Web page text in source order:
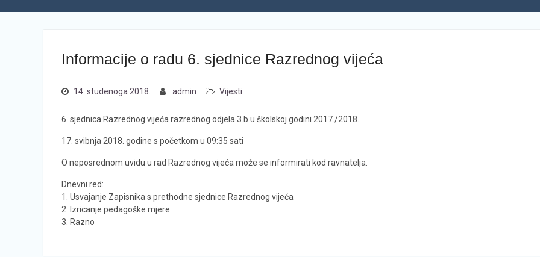
Informacije o radu 6. sjednice Razrednog vijeća
14. studenoga 2018. admin Vijesti
6. sjednica Razrednog vijeća razrednog odjela 3.b u školskoj godini 2017./2018.
17. svibnja 2018. godine s početkom u 09:35 sati
O neposrednom uvidu u rad Razrednog vijeća može se informirati kod ravnatelja.
Dnevni red:
1. Usvajanje Zapisnika s prethodne sjednice Razrednog vijeća
2. Izricanje pedagoške mjere
3. Razno